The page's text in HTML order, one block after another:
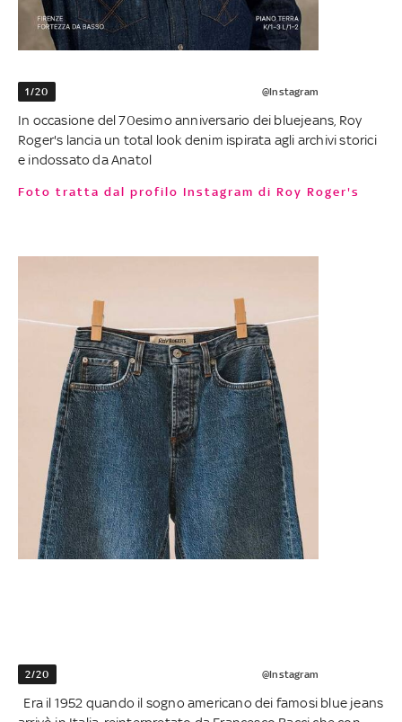
1/20 @Instagram
In occasione del 70esimo anniversario dei bluejeans, Roy
Roger's lancia un total look denim ispirata agli archivi storici
e indossato da Anatol
Foto tratta dal profilo Instagram di Roy Roger's
2/20 @Instagram
Era il 1952 quando il sogno americano dei famosi blue jeans